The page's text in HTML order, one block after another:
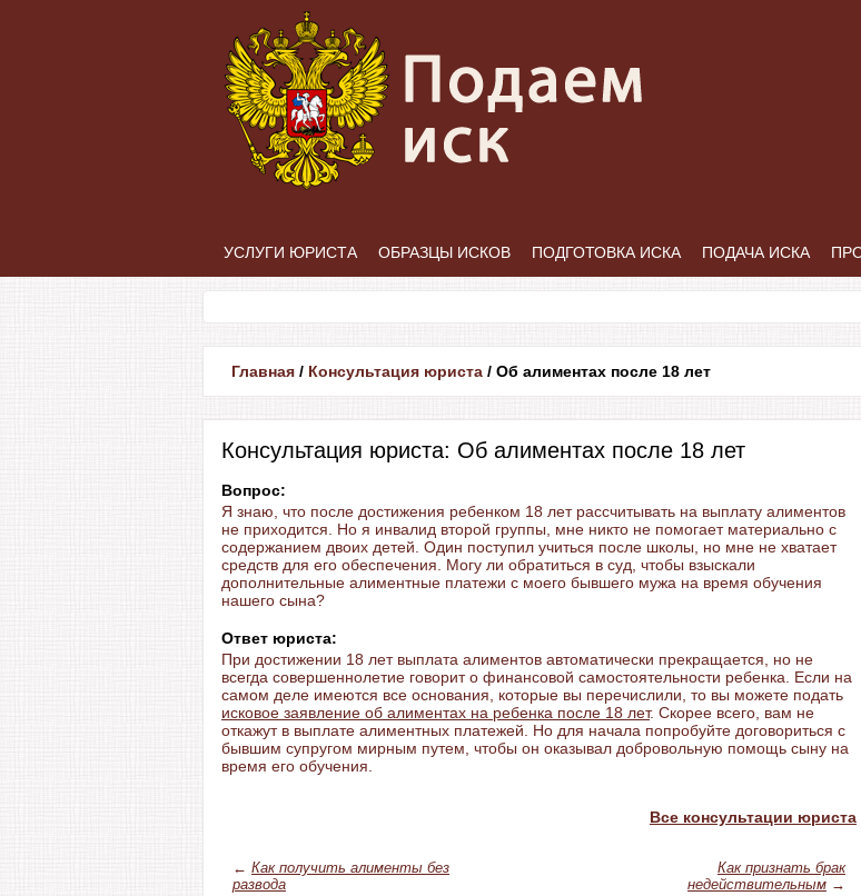
УСЛУГИ ЮРИСТА ОБРАЗЦЫ ИСКОВ ПОДГОТОВКА ИСКА ПОДАЧА ИСКА
Главная / Консультация юриста / Об алиментах после 18 лет
Консультация юриста: Об алиментах после 18 лет
Вопрос:
Я знаю, что после достижения ребенком 18 лет рассчитывать на выплату алиментов
не приходится. Но я инвалид второй группы, мне никто не помогает материально с
содержанием двоих детей. Один поступил учиться после школы, но мне не хватает
средств для его обеспечения. Могу ли обратиться в суд, чтобы взыскали
дополнительные алиментные платежи с моего бывшего мужа на время обучения
нашего сына?
Ответ юриста:
При достижении 18 лет выплата алиментов автоматически прекращается, но не
всегда совершеннолетие говорит о финансовой самостоятельности ребенка. Если на
самом деле имеются все основания, которые вы перечислили, то вы можете подать
исковое заявление об алиментах на ребенка после 18 лет. Скорее всего, вам не
откажут в выплате алиментных платежей. Но для начала попробуйте договориться с
бывшим супругом мирным путем, чтобы он оказывал добровольную помощь сыну на
время его обучения.
Все консультации юриста
← Как получить алименты без
развода
Как признать брак
недействительным →